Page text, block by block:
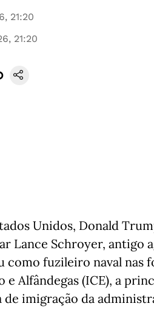
21:20
21:20
Unidos, Donald
Lance Schroyer, antigo
como fuzileiro naval nas
e Alfândegas (ICE), a
de imigração da